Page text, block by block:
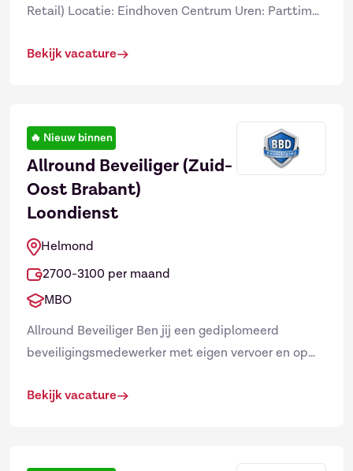
Retail) Locatie: Eindhoven Centrum Uren: Parttime
uu...
Bekijk vacature
🔥 Nieuw binnen
Allround Beveiliger (Zuid-
Oost Brabant)
Loondienst
Helmond
2700-3100 per maand
MBO
Allround Beveiliger Ben jij een gediplomeerd
beveiligingsmedewerker met eigen vervoer en op
binnen een jong, snel...
Bekijk vacature